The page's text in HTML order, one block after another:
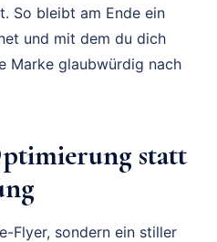
So bleibt am Ende ein
und mit dem du dich
Marke glaubwürdig nach
statt
Flyer, sondern ein stiller